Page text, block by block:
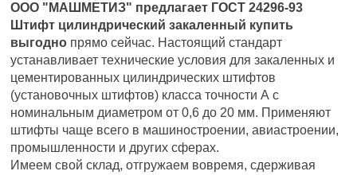
ООО "МАШМЕТИЗ" предлагает ГОСТ 24296-93
Штифт цилиндрический закаленный купить
выгодно прямо сейчас. Настоящий стандарт
устанавливает технические условия для закаленных и
цементированных цилиндрических штифтов
(установочных штифтов) класса точности А с
номинальным диаметром от 0,6 до 20 мм. Применяют
штифты чаще всего в машиностроении, авиастроении,
промышленности и других сферах.
Имеем свой склад, отгружаем вовремя, сдерживая